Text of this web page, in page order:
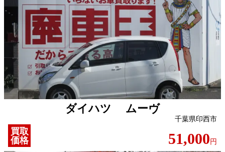
ダイハツ ムーヴ
千葉県印西市
買取
価格
51,000 円